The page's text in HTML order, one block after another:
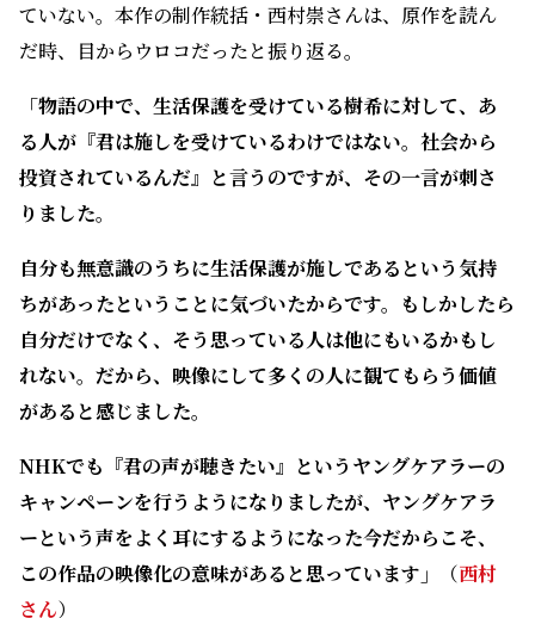
ていない。本作の制作統括・西村崇さんは、原作を読ん
だ時、目からウロコだったと振り返る。
「物語の中で、生活保護を受けている樹希に対して、あ
る人が『君は施しを受けているわけではない。社会から
投資されているんだ』と言うのですが、その一言が刺さ
りました。
自分も無意識のうちに生活保護が施しであるという気持
ちがあったということに気づいたからです。もしかしたら
自分だけでなく、そう思っている人は他にもいるかもし
れない。だから、映像にして多くの人に観てもらう価値
があると感じました。
NHKでも『君の声が聴きたい』というヤングケアラーの
キャンペーンを行うようになりましたが、ヤングケアラ
ーという声をよく耳にするようになった今だからこそ、
この作品の映像化の意味があると思っています」
（西村
さん）